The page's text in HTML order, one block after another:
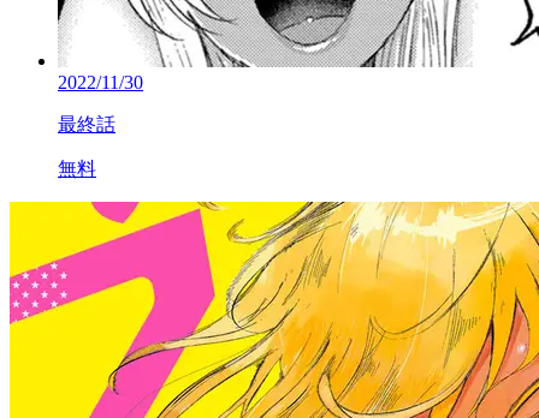
2022/11/30
最終話
無料